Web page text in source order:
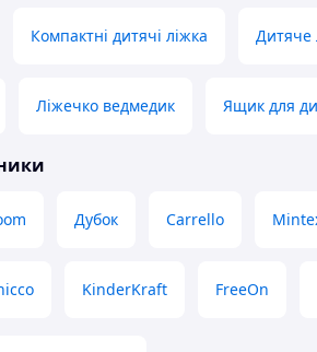
Компактні дитячі ліжка Дитяче
Ліжечко ведмедик Ящик для
Дубок Carrello
KinderKraft FreeOn